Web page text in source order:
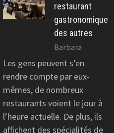
restaurant
gastronomique
des autres
Barbara
Les gens peuvent s’en
rendre compte par eux-
mêmes, de nombreux
restaurants voient le jour à
l’heure actuelle. De plus, ils
affichent des spécialités de